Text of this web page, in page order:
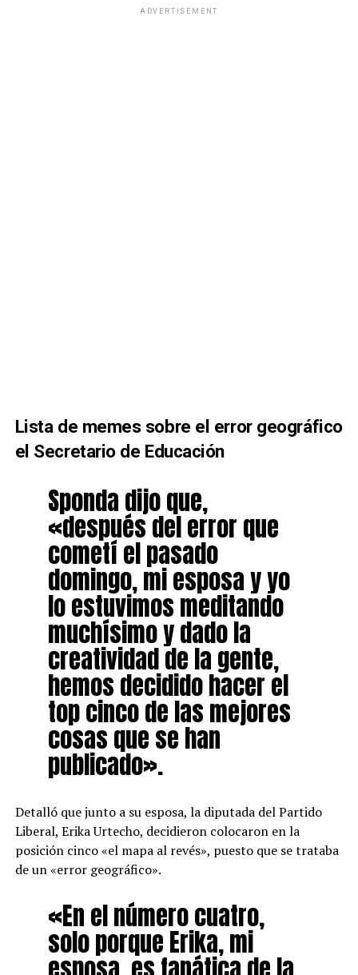
ADVERTISEMENT
Lista de memes sobre el error geográfico
el Secretario de Educación
Sponda dijo que,
«después del error que
cometí el pasado
domingo, mi esposa y yo
lo estuvimos meditando
muchísimo y dado la
creatividad de la gente,
hemos decidido hacer el
top cinco de las mejores
cosas que se han
publicado».
Detalló que junto a su esposa, la diputada del Partido
Liberal, Erika Urtecho, decidieron colocaron en la
posición cinco «el mapa al revés», puesto que se trataba
de un «error geográfico».
«En el número cuatro,
solo porque Erika, mi